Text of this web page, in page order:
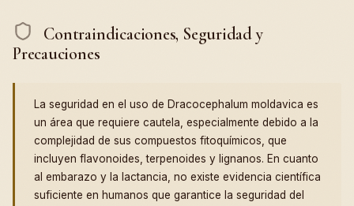
Contraindicaciones, Seguridad y
Precauciones
La seguridad en el uso de Dracocephalum moldavica es
un área que requiere cautela, especialmente debido a la
complejidad de sus compuestos fitoquímicos, que
incluyen flavonoides, terpenoides y lignanos. En cuanto
al embarazo y la lactancia, no existe evidencia científica
suficiente en humanos que garantice la seguridad del